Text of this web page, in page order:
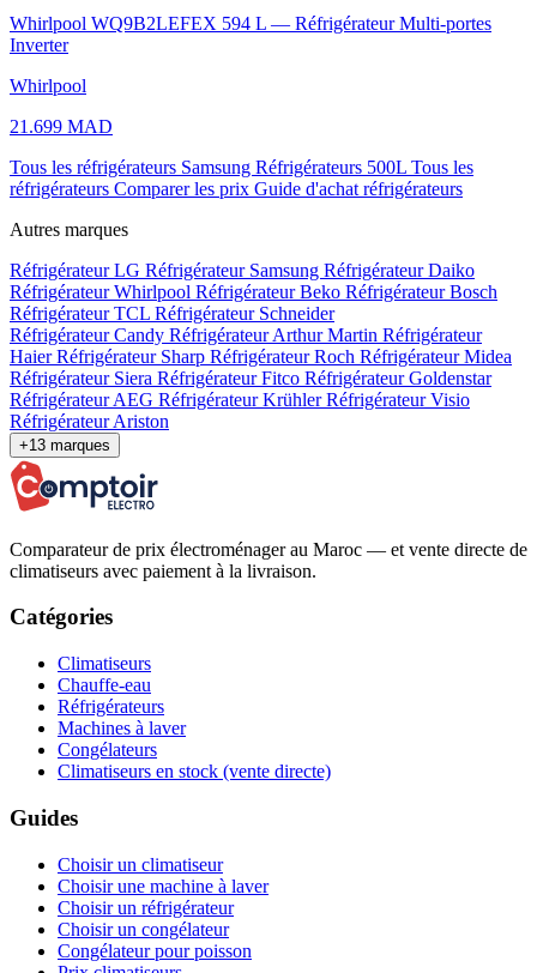
Whirlpool WQ9B2LEFEX 594 L — Réfrigérateur Multi-portes
Inverter
Whirlpool
21.699 MAD
Tous les réfrigérateurs Samsung Réfrigérateurs 500L Tous les
réfrigérateurs Comparer les prix Guide d'achat réfrigérateurs
Autres marques
Réfrigérateur LG Réfrigérateur Samsung Réfrigérateur Daiko
Réfrigérateur Whirlpool Réfrigérateur Beko Réfrigérateur Bosch
Réfrigérateur TCL Réfrigérateur Schneider
Réfrigérateur Candy Réfrigérateur Arthur Martin Réfrigérateur
HaierRéfrigérateur Sharp Réfrigérateur Roch Réfrigérateur Midea
Réfrigérateur Siera Réfrigérateur Fitco Réfrigérateur Goldenstar
Réfrigérateur AEG Réfrigérateur KrühlerRéfrigérateur Visio
Réfrigérateur Ariston
+13 marques
Comparateur de prix électroménager au Maroc — et vente directe de
climatiseurs avec paiement à la livraison.
Catégories
Climatiseurs
Chauffe-eau
Réfrigérateurs
Machines à laver
Congélateurs
Climatiseurs en stock (vente directe)
Guides
Choisir un climatiseur
Choisir une machine à laver
Choisir un réfrigérateur
Choisir un congélateur
Congélateur pour poisson